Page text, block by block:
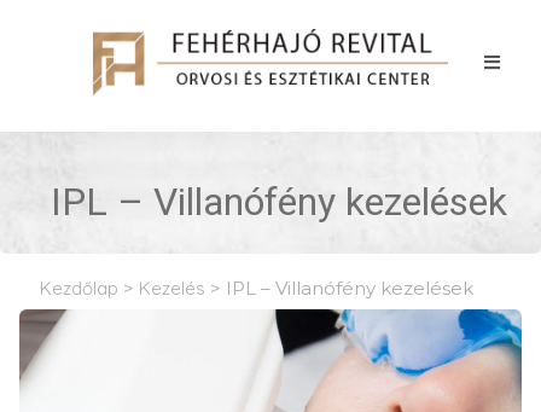
IPL – Villanófény kezelések
Kezdőlap > Kezelés > IPL – Villanófény kezelések